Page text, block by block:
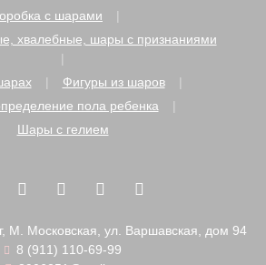
с шарами
хвалебные, шары с признаниями
Фигуры из шаров
пола ребенка
Шары с гелием
М. Московская, ул. Варшавская, дом 94
8 (911) 110-69-99